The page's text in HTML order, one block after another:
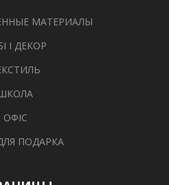
МАТЕРИАЛЫ
І ДЕКОР
ОФІС
ПОДАРКА